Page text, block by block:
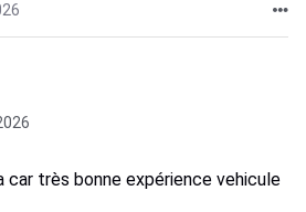
car très bonne expérience vehicule